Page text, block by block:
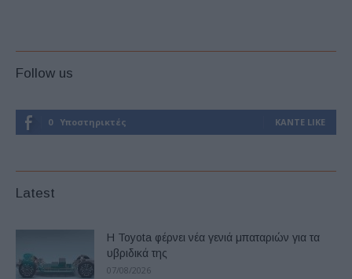
Follow us
0 Υποστηρικτές ΚΆΝΤΕ LIKE
Latest
Η Toyota φέρνει νέα γενιά μπαταριών για τα
υβριδικά της
07/08/2026